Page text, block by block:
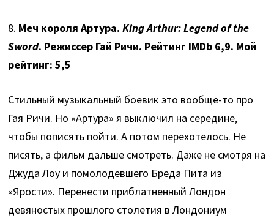
8. Меч короля Артура.King Arthur: Legend of the
Sword. Режиссер Гай Ричи. Рейтинг IMDb 6,9. Мой
рейтинг: 5,5
Стильный музыкальный боевик это вообще-то про
Гая Ричи. Но «Артура» я выключил на середине,
чтобы пописять пойти. А потом перехотелось. Не
писять, а фильм дальше смотреть. Даже не смотря на
Джуда Лоу и помолодевшего Бреда Пита из
«Ярости». Перенести приблатненный Лондон
девяностых прошлого столетия в Лондониум